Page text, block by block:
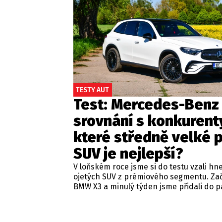
TESTY AUT
Test: Mercedes-Benz
srovnání s
které středně velké
SUV je nejlepší?
V loňském roce jsme si do testu vzali
ojetých SUV z prémiového segmentu.
BMW X3 a minulý týden jsme přidali do